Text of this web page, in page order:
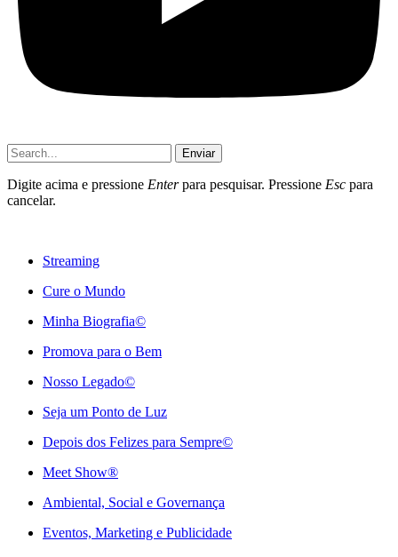
Enviar
Digite acima e pressione Enterpara pesquisar. Pressione Esc para
cancelar.
Streaming
Cure o Mundo
Minha Biografia©
Promova para o Bem
Nosso Legado©
Seja um Ponto de Luz
Depois dos Felizes para Sempre©️
Meet Show®
Ambiental, Social e Governança
Eventos, Marketing e Publicidade